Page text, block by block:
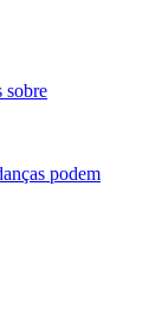
sobre
podem